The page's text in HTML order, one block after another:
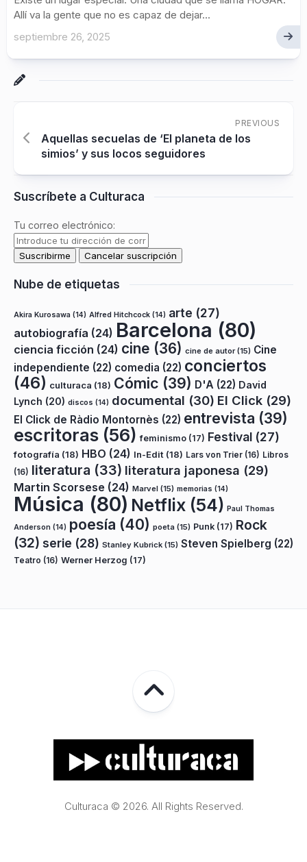
Allí va la gente que no es capaz de dejar...
septiembre 26, 2025
PREVIOUS
Aquellas secuelas de ‘El planeta de los
simios’ y sus locos seguidores
Suscríbete a Culturaca
Tu correo electrónico:
Nube de etiquetas
Akira Kurosawa (14) Alfred Hitchcock (14) arte (27)
autobiografía (24) Barcelona (80)
ciencia ficción (24) cine (36) cine de autor(15) Cine
independiente (22) comedia (22) conciertos
(46) culturaca (18) Cómic (39) D'A (22) David
Lynch (20) discos (14) documental (30) El Click (29)
El Click de Ràdio Montornès (22) entrevista (39)
escritoras (56) feminismo (17) Festival (27)
fotografía (18) HBO (24) In-Edit (18) Lars von Trier (16) Libros
(16) literatura (33) literatura japonesa (29)
Martin Scorsese (24) Marvel (15) memorias (14)
Música (80) Netflix (54) Paul Thomas
Anderson (14) poesía (40) poeta (15) Punk (17) Rock
(32) serie (28) Stanley Kubrick (15) Steven Spielberg (22)
Teatro (16) Werner Herzog (17)
Culturaca © 2026. All Rights Reserved.